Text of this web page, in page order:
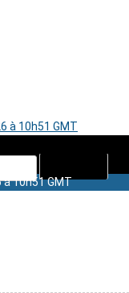
à 10h51 GMT
à 10h51 GMT